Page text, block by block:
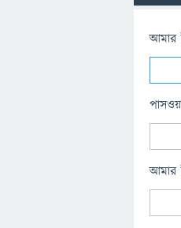
আমার
আমার